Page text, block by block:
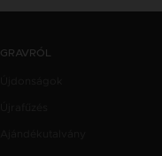
GRAVRÓL